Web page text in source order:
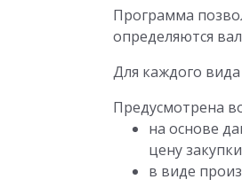
Программа
определяются
Для каждого
Предусмотрена
на основе
цену
в виде